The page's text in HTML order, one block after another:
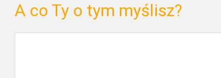
A co Ty o tym myślisz?